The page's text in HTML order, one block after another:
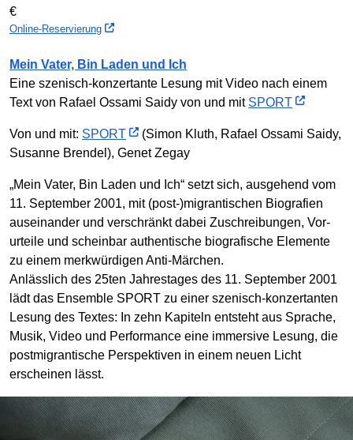
€
Online-Reservierung
Mein Vater, Bin Laden und Ich
Eine szenisch-konzertante Lesung mit Video nach einem
Text von Rafael Ossami Saidy von und mit SPORT
Von und mit: SPORT
(Simon Kluth, Rafael Ossami Saidy,
Susanne Brendel), Genet Zegay
„Mein Vater, Bin Laden und Ich“ setzt sich, ausgehend vom
11. September 2001, mit (post-)migrantischen Biografien
aus­einander und ver­schränkt dabei Zu­schreibungen, Vor­
urteile und schein­bar authen­tische biografi­sche Elemente
zu einem merk­würdigen Anti-Märchen.
Anlässlich des 25ten Jahrestages des 11. September 2001
lädt das Ensemble SPORT zu einer szenisch-konzertanten
Lesung des Textes: In zehn Kapiteln entsteht aus Sprache,
Musik, Video und Performance eine immersive Lesung, die
post­migrantische Perspektiven in einem neuen Licht
erscheinen lässt.